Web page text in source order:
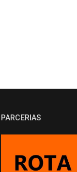
PARCERIAS